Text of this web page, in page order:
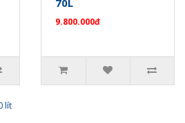
9.800.000đ
lít